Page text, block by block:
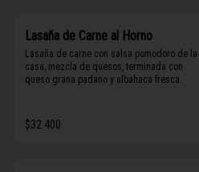
Lasaña de Carne al Horno
Lasaña de carne con salsa pomodoro de la
casa, mezcla de quesos, terminada con
queso grana padano y albahaca fresca.
$32.400